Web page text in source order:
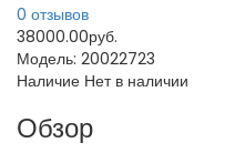
0 отзывов
38000.00руб.
Модель: 20022723
Наличие Нет в наличии
Обзор